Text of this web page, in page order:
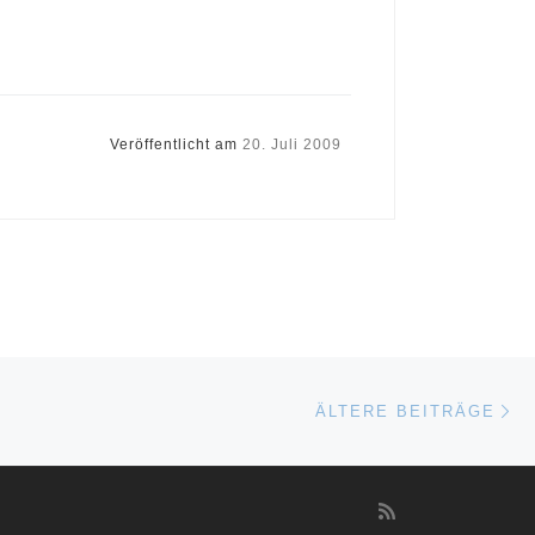
Veröffentlicht am 20. Juli 2009
ÄLTERE BEITRÄGE